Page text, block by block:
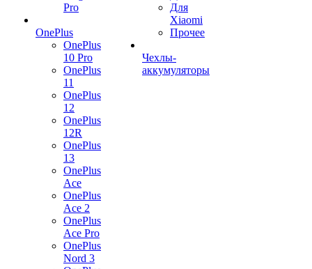
Pro
OnePlus
OnePlus
10 Pro
OnePlus
11
OnePlus
12
OnePlus
12R
OnePlus
13
OnePlus
Ace
OnePlus
Ace 2
OnePlus
Ace Pro
OnePlus
Nord 3
Для
Xiaomi
Прочее
Чехлы-
аккумуляторы